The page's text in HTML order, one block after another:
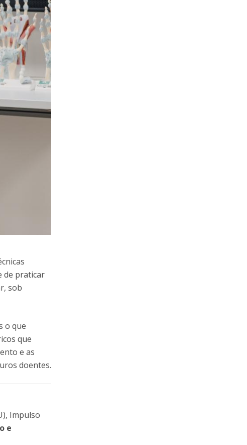
de praticar
sob
o que
que
e as
doentes.
Impulso
e